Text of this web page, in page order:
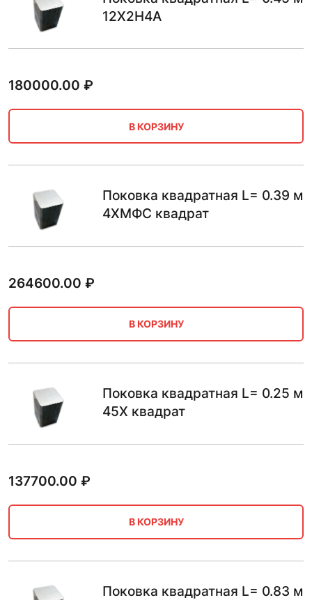
12Х2Н4А
180000.00 ₽
В КОРЗИНУ
Поковка квадратная L= 0.39 м
4ХМФС квадрат
264600.00 ₽
В КОРЗИНУ
Поковка квадратная L= 0.25 м
45Х квадрат
137700.00 ₽
В КОРЗИНУ
Поковка квадратная L= 0.83 м